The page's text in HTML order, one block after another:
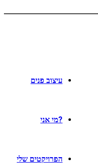
עיצוב פנים
?מי אני
הפרויקטים שלי